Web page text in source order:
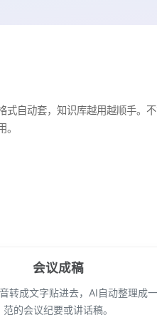
式自动套，知识库越用越顺手。
会议成稿
转成文字贴进去，AI自动整理成
范的会议纪要或讲话稿。